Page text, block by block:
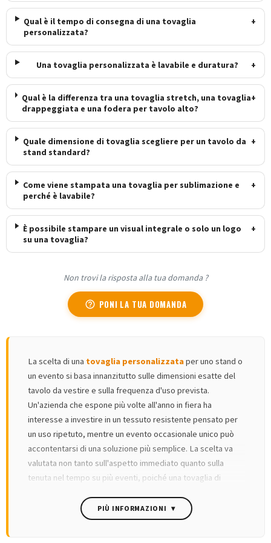
Qual è il tempo di consegna di una tovaglia
personalizzata?
+
Una tovaglia personalizzata è lavabile e duratura? +
Qual è la differenza tra una tovaglia stretch, una tovaglia
drappeggiata e una fodera per tavolo alto?
+
Quale dimensione di tovaglia scegliere per un tavolo da
stand standard?
+
Come viene stampata una tovaglia per sublimazione e
perché è lavabile?
+
È possibile stampare un visual integrale o solo un logo
su una tovaglia?
+
Non trovi la risposta alla tua domanda ?
help_outline PONI LA TUA DOMANDA
La scelta di una tovaglia personalizzataper uno stand o
un evento si basa innanzitutto sulle dimensioni esatte del
tavolo da vestire e sulla frequenza d'uso prevista.
Un'azienda che espone più volte all'anno in fiera ha
interesse a investire in un tessuto resistente pensato per
un uso ripetuto, mentre un evento occasionale unico può
accontentarsi di una soluzione più semplice. La scelta va
valutata non tanto sull'aspetto immediato quanto sulla
tenuta nel tempo su più eventi, poiché una tovaglia di
differenza di soluzioni più fragili da rinnovare ogni volta.
Oltre all'aspetto visivo, la tovaglia personalizzata
PIÙ INFORMAZIONI ▾